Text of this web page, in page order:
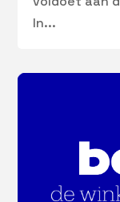
In...